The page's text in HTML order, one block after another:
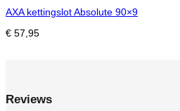
AXA kettingslot Absolute 90×9
€ 57,95
Reviews